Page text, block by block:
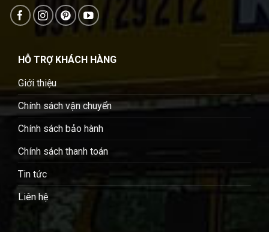
HỖ TRỢ KHÁCH HÀNG
Giới thiệu
Chính sách vận chuyển
Chính sách bảo hành
Chính sách thanh toán
Tin tức
Liên hệ